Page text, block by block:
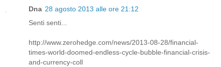
Dna 28 agosto 2013 alle ore 21:12
Senti senti...
http://www.zerohedge.com/news/2013-08-28/financial-
times-world-doomed-endless-cycle-bubble-financial-crisis-
and-currency-coll